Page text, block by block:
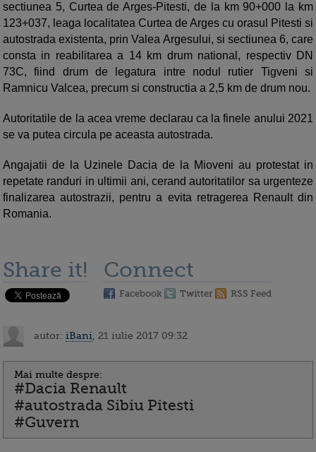
sectiunea 5, Curtea de Arges-Pitesti, de la km 90+000 la km
123+037, leaga localitatea Curtea de Arges cu orasul Pitesti si
autostrada existenta, prin Valea Argesului, si sectiunea 6, care
consta in reabilitarea a 14 km drum national, respectiv DN
73C, fiind drum de legatura intre nodul rutier Tigveni si
Ramnicu Valcea, precum si constructia a 2,5 km de drum nou.
Autoritatile de la acea vreme declarau ca la finele anului 2021
se va putea circula pe aceasta autostrada.
Angajatii de la Uzinele Dacia de la Mioveni au protestat in
repetate randuri in ultimii ani, cerand autoritatilor sa urgenteze
finalizarea autostrazii, pentru a evita retragerea Renault din
Romania.
Share it! Connect
Facebook Twitter RSS Feed
autor: iBani , 21 iulie 2017 09:32
Mai multe despre:
#Dacia Renault
#autostrada Sibiu Pitesti
#Guvern